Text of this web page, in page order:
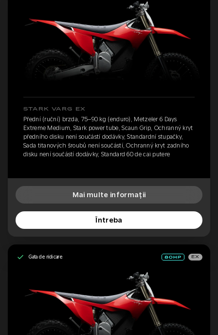
STARK VARG EX
Přední (ruční) brzda, 75–90 kg (enduro), Metzeler 6 Days
Extreme Medium, Stark power tube, Scaun Grip, Ochranný kryt
předního disku není součástí dodávky, Standardní stupačky,
Sada titanových šroubů není součástí, Ochranný kryt zadního
disku není součástí dodávky, Standard 60 de cai putere
Mai multe informații
Întreba
Gata de ridicare EX